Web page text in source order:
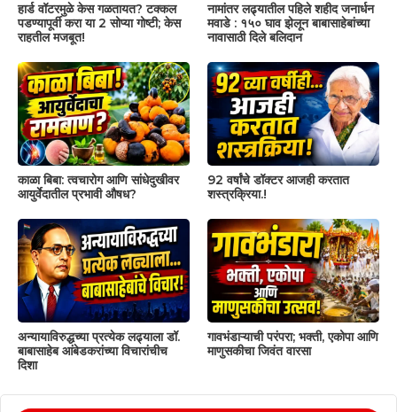
हार्ड वॉटरमुळे केस गळतायत? टक्कल
पडण्यापूर्वी करा या 2 सोप्या गोष्टी; केस
राहतील मजबूत!
नामांतर लढ्यातील पहिले शहीद जनार्धन
मवाडे : १५० घाव झेलून बाबासाहेबांच्या
नावासाठी दिले बलिदान
काळा बिबा: त्वचारोग आणि सांधेदुखीवर
आयुर्वेदातील प्रभावी औषध?
92 वर्षांचे डॉक्टर आजही करतात
शस्त्रक्रिया.!
अन्यायाविरुद्धच्या प्रत्येक लढ्याला डॉ.
बाबासाहेब आंबेडकरांच्या विचारांचीच
दिशा
गावभंडाऱ्याची परंपरा; भक्ती, एकोपा आणि
माणुसकीचा जिवंत वारसा